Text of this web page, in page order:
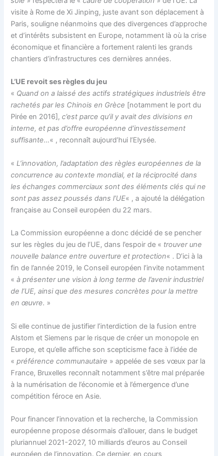
visite à Rome de Xi Jinping, juste avant son déplacement à
Paris, souligne néanmoins que des divergences d’approche
et d’intérêts subsistent en Europe, notamment là où la crise
économique et financière a fortement ralenti les grands
chantiers d’infrastructures ces dernières années.
L’UE revoit ses règles du jeu
« Quand on a laissé des actifs stratégiques industriels être
rachetés par les Chinois en Grèce [notamment le port du
Pirée en 2016],c’est parce qu’il y avait des divisions en
interne, et pas d’offre européenne d’investissement
suffisante…« , reconnaît aujourd’hui l’Elysée.
«L’innovation, l’adaptation des règles européennes de la
concurrence au contexte mondial, et la réciprocité dans
les échanges commerciaux sont des éléments clés qui ne
sont pas assez poussés dans l’UE« , a ajouté la délégation
française au Conseil européen du 22 mars.
La Commission européenne a donc décidé de se pencher
sur les règles du jeu de l’UE, dans l’espoir de « trouver une
nouvelle balance entre ouverture et protection« . D’ici à la
fin de l’année 2019, le Conseil européen l’invite notamment
«à présenter une vision à long terme de l’avenir industriel
de l’UE, ainsi que des mesures concrètes pour la mettre
en œuvre. »
Si elle continue de justifier l’interdiction de la fusion entre
Alstom et Siemens par le risque de créer un monopole en
Europe, et qu’elle affiche son scepticisme face à l’idée de
«préférence communautaire » appelée de ses vœux par la
France, Bruxelles reconnaît notamment s’être mal préparée
à la numérisation de l’économie et à l’émergence d’une
compétition féroce en Asie.
Pour financer l’innovation et la recherche, la Commission
européenne propose désormais d’allouer, dans le budget
pluriannuel 2021-2027, 10 milliards d’euros au Conseil
européen de l’innovation. Ce dernier, en cours